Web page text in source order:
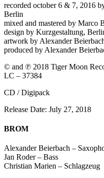
recorded october 6 & 7, 2016
Berlin
mixed and mastered by Marco
design by Kurzgestaltung,
artwork by Alexander
produced by Alexander
© and ℗ 2018 Tiger Moon
LC – 37384
CD / Digipack
Release Date: July 27, 2018
BROM
Alexander Beierbach –
Jan Roder – Bass
Christian Marien – Schlagzeug